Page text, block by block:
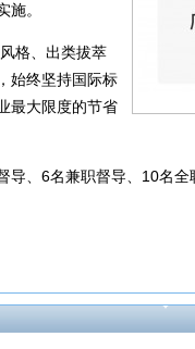
。
格、出类拔萃
始终坚持国际标
最大限度的节省
导、6名兼职督导、10名全